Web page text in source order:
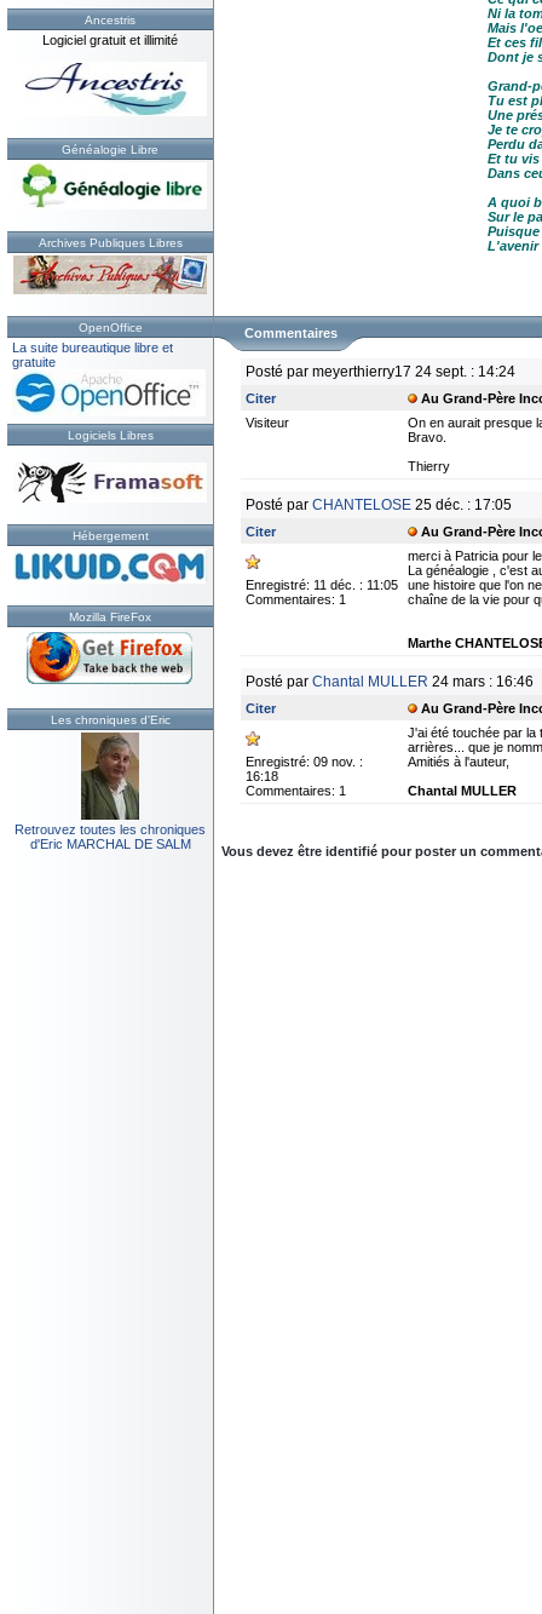
Ancestris
Logiciel gratuit et illimité
Généalogie Libre
Archives Publiques Libres
OpenOffice
La suite bureautique libre et
gratuite
Logiciels Libres
Hébergement
Mozilla FireFox
Les chroniques d'Eric
Retrouvez toutes les chroniques
d'Eric MARCHAL DE SALM
Ni la
Mais
Et ces
Dont je
Grand-
Tu est
Une
Je te
Perdu
Et tu vis
Dans
A quoi
Sur le
L'avenir
Commentaires
Posté par meyerthierry17 24 sept. : 14:24
Citer
Au Grand-Père
Visiteur
On en aurait presque
Bravo.
Thierry
Posté par CHANTELOSE 25 déc. : 17:05
Citer Au Grand-Père
Enregistré: 11 déc. : 11:05
Commentaires: 1
merci à Patricia pour
La généalogie , c'est
une histoire que l'on
chaîne de la vie pour
Marthe
Posté par Chantal MULLER 24 mars : 16:46
Citer Au Grand-Père
Enregistré: 09 nov. :
16:18
Commentaires: 1
J'ai été touchée par
arrières... que je
Amitiés à l'auteur,
Chantal MULLER
Vous devez être identifié pour poster un